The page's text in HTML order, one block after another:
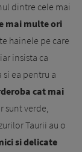
dintre cele mai
mai multe ori
hainele pe care
insista ca
ea pentru a
cat mai
sunt verde,
Taurii au o
si delicate